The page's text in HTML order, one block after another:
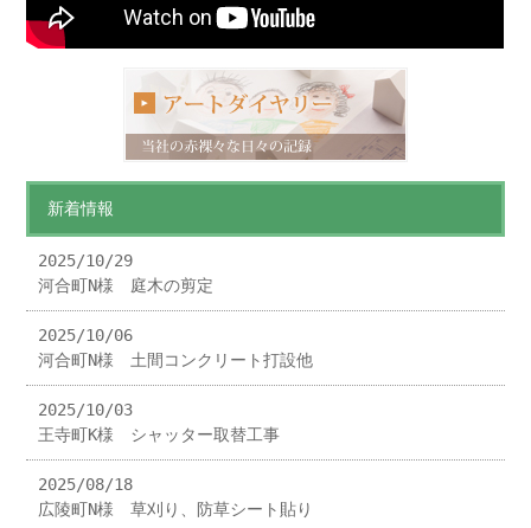
新着情報
2025/10/29
河合町N様 庭木の剪定
2025/10/06
河合町N様 土間コンクリート打設他
2025/10/03
王寺町K様 シャッター取替工事
2025/08/18
広陵町N様 草刈り、防草シート貼り